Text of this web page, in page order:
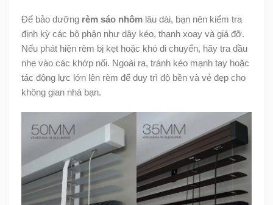
Để bảo dưỡng rèm sáo nhôm lâu dài, bạn nên kiểm tra
định kỳ các bộ phận như dây kéo, thanh xoay và giá đỡ.
Nếu phát hiện rèm bị kẹt hoặc khó di chuyển, hãy tra dầu
nhẹ vào các khớp nối. Ngoài ra, tránh kéo mạnh tay hoặc
tác động lực lớn lên rèm để duy trì độ bền và vẻ đẹp cho
không gian nhà bạn.